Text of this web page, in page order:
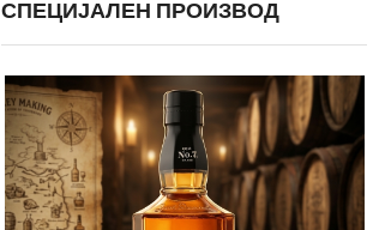
СПЕЦИЈАЛЕН ПРОИЗВОД